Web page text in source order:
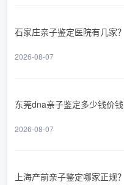
石家庄亲子鉴定医院有几家？
2026-08-07
东莞dna亲子鉴定多少钱价钱
2026-08-07
上海产前亲子鉴定哪家正规？